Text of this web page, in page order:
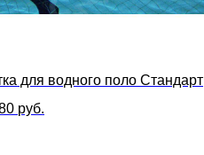
для водного поло Стандарт
руб.